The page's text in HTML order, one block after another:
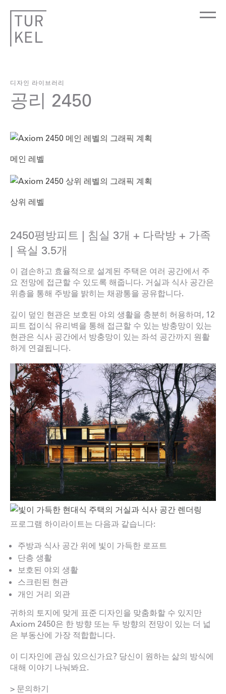
디자인 라이브러리
공리 2450
메인 레벨
상위 레벨
2450평방피트 | 침실 3개 + 다락방 + 가족
| 욕실 3.5개
이 겸손하고 효율적으로 설계된 주택은 여러 공간에서 주
요 전망에 접근할 수 있도록 해줍니다. 거실과 식사 공간은
위층을 통해 주방을 밝히는 채광통을 공유합니다.
깊이 덮인 현관은 보호된 야외 생활을 충분히 허용하며, 12
피트 접이식 유리벽을 통해 접근할 수 있는 방충망이 있는
현관은 식사 공간에서 방충망이 있는 좌석 공간까지 원활
하게 연결됩니다.
프로그램 하이라이트는 다음과 같습니다:
주방과 식사 공간 위에 빛이 가득한 로프트
단층 생활
보호된 야외 생활
스크린된 현관
개인 거리 외관
귀하의 토지에 맞게 표준 디자인을 맞춤화할 수 있지만
Axiom 2450은 한 방향 또는 두 방향의 전망이 있는 더 넓
은 부동산에 가장 적합합니다.
이 디자인에 관심 있으신가요? 당신이 원하는 삶의 방식에
대해 이야기 나눠봐요.
> 문의하기